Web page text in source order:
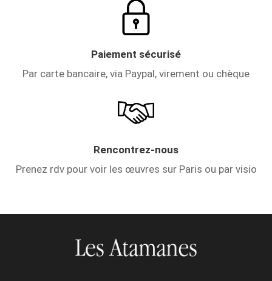
Paiement sécurisé
Par carte bancaire, via Paypal, virement ou chèque
Rencontrez-nous
Prenez rdv pour voir les œuvres sur Paris ou par visio